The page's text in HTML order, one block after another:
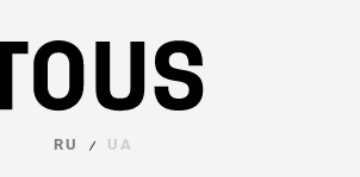
RU / UA